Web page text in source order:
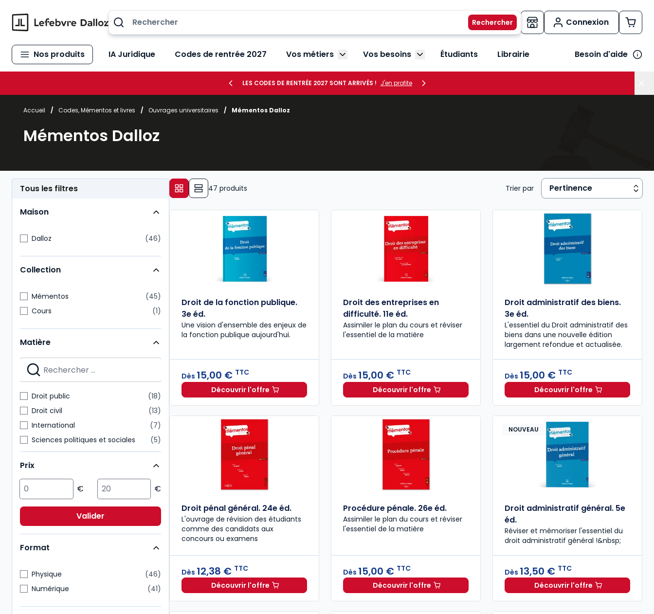
Connexion
Nos produits IA Juridique Codes de rentrée 2027 Vos métiers Afficher le sous-menu Vos métiers
Vos besoins Afficher le sous-menu Vos besoins
Étudiants Librairie Besoin d'aide
LES CODES DE RENTRÉE 2027 SONT ARRIVÉS ! J'en profite
Accueil / Codes, Mémentos et livres / Ouvrages universitaires / Mémentos Dalloz
Mémentos Dalloz
Tous les filtres
Maison
Dalloz 46
Collection
Mémentos
45
Cours
1
Matière
Droit public
18
Droit civil
13
International
7
Sciences politiques et sociales
5
Fiscal
4
Multimatières
3
3
Affaires
Environnement
Immobilier
2
Prix
Valider
Format
Physique
46
Numérique
41
47 produits Trier par
Droit de la fonction publique.
3e éd.
Une vision d'ensemble des enjeux de
la fonction publique aujourd'hui.
Dès 15,00 € TTC
Découvrir l'offreDroit de la fonction publique. 3e éd. à partir de Dès15,00 € TTC
Droit des entreprises en
difficulté. 11e éd.
Assimiler le plan du cours et réviser
l'essentiel de la matière
Dès 15,00 € TTC
Découvrir l'offreDroit des entreprises en difficulté. 11e éd. à partir de Dès 15,00 €
Droit administratif des biens.
3e éd.
L'essentiel du Droit administratif des
biens dans une nouvelle édition
largement refondue et actualisée.
Dès 15,00 € TTC
Découvrir l'offreDroit administratif des
Droit pénal général. 24e éd.
L'ouvrage de révision des étudiants
comme des candidats aux
concours ou examens
Dès 12,38 € TTC
Découvrir l'offreDroit pénal général. 24e éd. à partir deDès12,38 €TTC
Procédure pénale. 26e éd.
Assimiler le plan du cours et réviser
l'essentiel de la matière
Dès 15,00 € TTC
Découvrir l'offreProcédure pénale. 26e éd. à partir deDès15,00 €TTC
NOUVEAU
Droit administratif général. 5e
éd.
Réviser et mémoriser l'essentiel du
droit administratif général !&nbsp;
Dès 13,50 € TTC
Découvrir l'offreDroit administratif